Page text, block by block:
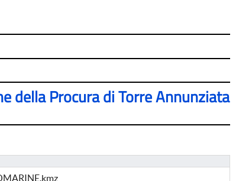
della Procura di Torre Annunziata